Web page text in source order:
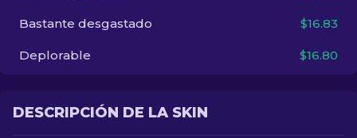
Bastante desgastado $16.83
Deplorable $16.80
DESCRIPCIÓN DE LA SKIN